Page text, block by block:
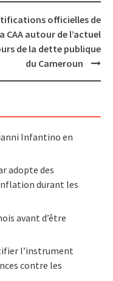
officielles de
CAA autour de l’actuel
de la dette publique
du Cameroun
Infantino en
adopte des
durant les
avant d’être
l’instrument
contre les